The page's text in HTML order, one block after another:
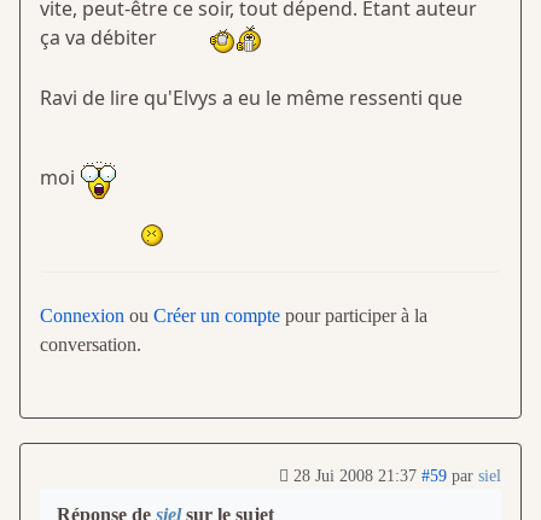
vite, peut-être ce soir, tout dépend. Etant auteur
ça va débiter
Ravi de lire qu'Elvys a eu le même ressenti que
moi
Connexion ou Créer un compte pour participer à la
conversation.
28 Jui 2008 21:37 #59 par siel
Réponse de sielsur le sujet